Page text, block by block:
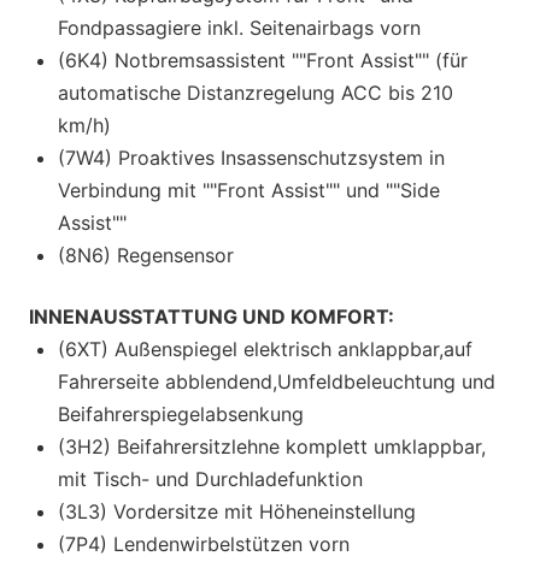
Fondpassagiere inkl. Seitenairbags vorn
(6K4) Notbremsassistent ""Front Assist"" (für
automatische Distanzregelung ACC bis 210
km/h)
(7W4) Proaktives Insassenschutzsystem in
Verbindung mit ""Front Assist"" und ""Side
Assist""
(8N6) Regensensor
INNENAUSSTATTUNG UND KOMFORT:
(6XT) Außenspiegel elektrisch anklappbar,auf
Fahrerseite abblendend,Umfeldbeleuchtung und
Beifahrerspiegelabsenkung
(3H2) Beifahrersitzlehne komplett umklappbar,
mit Tisch- und Durchladefunktion
(3L3) Vordersitze mit Höheneinstellung
(7P4) Lendenwirbelstützen vorn